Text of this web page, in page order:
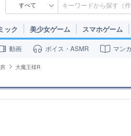
すべて
ック 美少女ゲーム スマホゲーム
動画 ボイス・ASMR マン
大魔王様R